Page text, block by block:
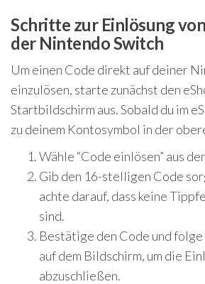
Schritte zur Einlösung
der Nintendo Switch
Um einen Code direkt auf deiner
einzulösen, starte zunächst den
Startbildschirm aus. Sobald du im
zu deinem Kontosymbol in der
Wähle “Code einlösen” aus
Gib den 16-stelligen Code
achte darauf, dass keine
sind.
Bestätige den Code und
auf dem Bildschirm, um die
abzuschließen.